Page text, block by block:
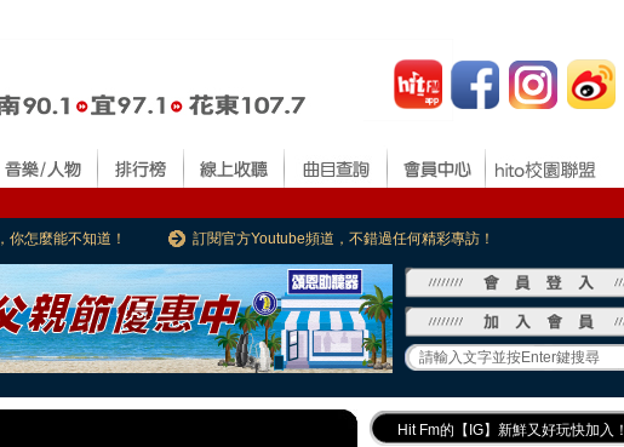
你怎麼能不知道！ 訂閱官方Youtube頻道，不錯過任何精彩專訪！
Hit Fm的【IG】新鮮又好玩快加入！